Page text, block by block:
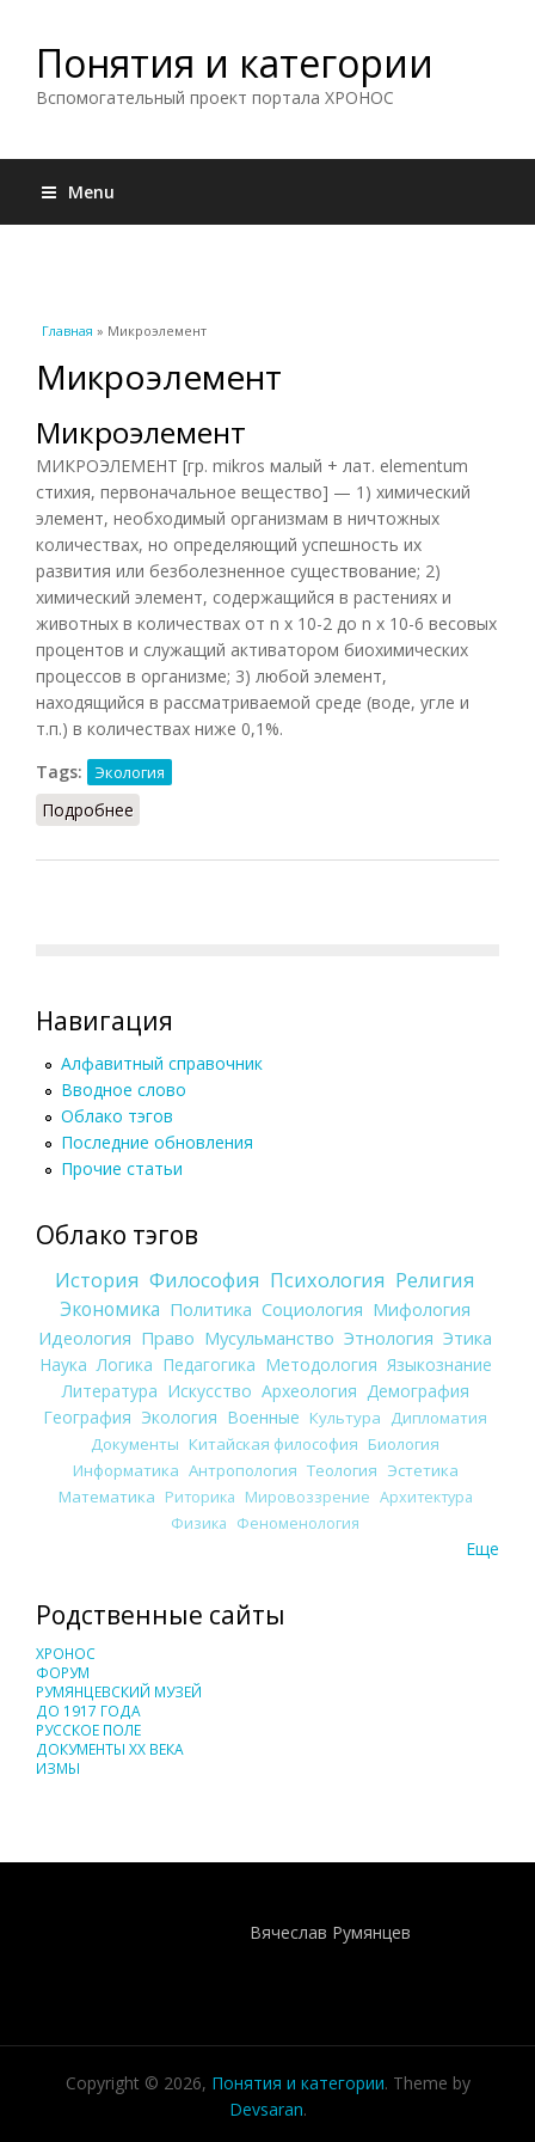
Понятия и категории
Вспомогательный проект портала ХРОНОС
Menu
Вы здесь
Главная » Микроэлемент
Микроэлемент
Микроэлемент
МИКРОЭЛЕМЕНТ [гр. mikros малый + лат. elementum
стихия, первоначальное вещество] — 1) химический
элемент, необходимый организмам в ничтожных
количествах, но определяющий успешность их
развития или безболезненное существование; 2)
химический элемент, содержащийся в растениях и
животных в количествах от n x 10-2 до n х 10-6 весовых
процентов и служащий активатором биохимических
процессов в организме; 3) любой элемент,
находящийся в рассматриваемой среде (воде, угле и
т.п.) в количествах ниже 0,1%.
Tags:
Экология
Подробнее
Навигация
Алфавитный справочник
Вводное слово
Облако тэгов
Последние обновления
Прочие статьи
Облако тэгов
История Философия Психология Религия
Экономика Политика Социология Мифология
Идеология Право Мусульманство Этнология Этика
Наука Логика Педагогика Методология Языкознание
Литература Искусство Археология Демография
География Экология Военные Культура
Дипломатия
Документы Китайская философия Биология
Информатика Антропология Теология Эстетика
Математика Риторика Мировоззрение Архитектура
Физика Феноменология
Еще
Родственные сайты
ХРОНОС
ФОРУМ
РУМЯНЦЕВСКИЙ МУЗЕЙ
ДО 1917 ГОДА
РУССКОЕ ПОЛЕ
ДОКУМЕНТЫ XX ВЕКА
ИЗМЫ
Вячеслав Румянцев
Copyright © 2026, Понятия и категории. Theme by
Devsaran.